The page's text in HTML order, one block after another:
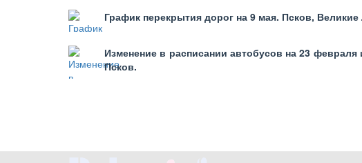
График перекрытия дорог на 9 мая. Псков, Великие
Изменение в расписании автобусов на 23 февраля
Псков.